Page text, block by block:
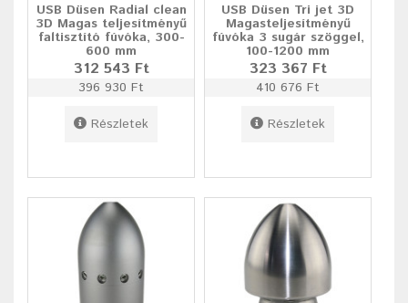
USB Düsen Radial clean
3D Magas teljesítményű
faltisztító fúvóka, 300-
600 mm
312 543 Ft
396 930 Ft
Részletek
USB Düsen Tri jet 3D
Magasteljesítményű
fúvóka 3 sugár szöggel,
100-1200 mm
323 367 Ft
410 676 Ft
Részletek